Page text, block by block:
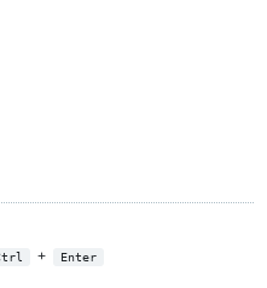
+ Enter